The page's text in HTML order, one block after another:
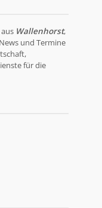
Wallenhorst,
und Termine
für die